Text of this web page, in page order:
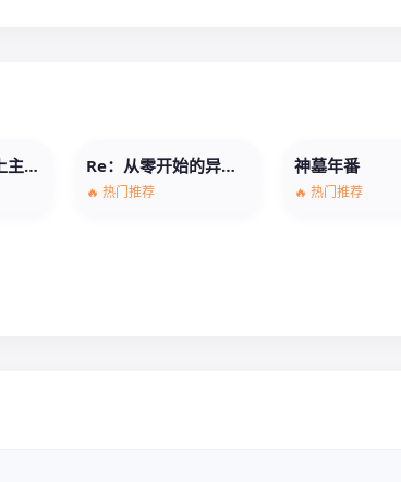
欢迎来到实力至上主义教室第四季 Re：从零开始的异世界生活第四季
🔥 热门推荐
神墓年番
🔥 热门推荐